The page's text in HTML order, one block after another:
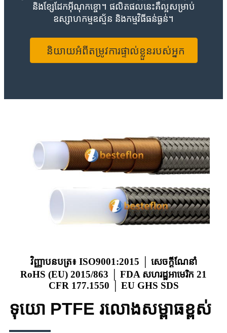
និងខ្សែដែកអ៊ីណុកខ្ចោ។ ផលិតផលនេះគឺល្អសម្រាប់
ឧស្សាហកម្មឧស្ម័ន និងកម្មវិធីធន់ធ្ងន់។
និយាយអំពីតម្រូវការផ្ទាល់ខ្លួនរបស់អ្នក
វិញ្ញាបនបត្រ៖ ISO9001:2015 │ សេចក្តីណែនាំ
RoHS (EU) 2015/863 │ FDA សហរដ្ឋអាមេរិក 21
CFR 177.1550 │ EU GHS SDS
ទុយោ PTFE រលោងសម្ពាធខ្ពស់